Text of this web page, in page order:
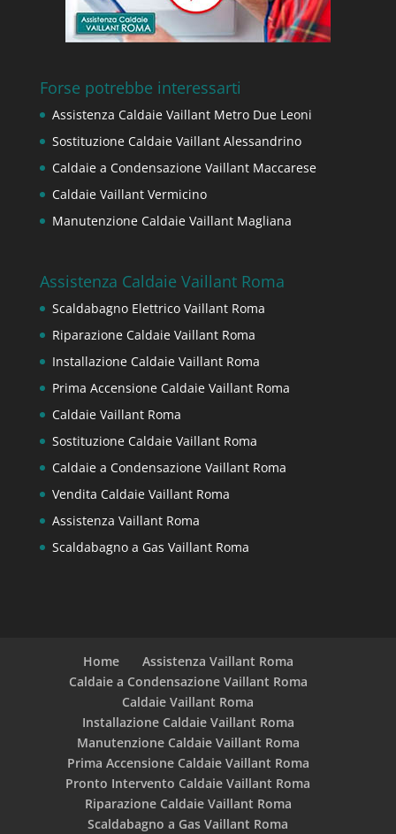
Forse potrebbe interessarti
Assistenza Caldaie Vaillant Metro Due Leoni
Sostituzione Caldaie Vaillant Alessandrino
Caldaie a Condensazione Vaillant Maccarese
Caldaie Vaillant Vermicino
Manutenzione Caldaie Vaillant Magliana
Assistenza Caldaie Vaillant Roma
Scaldabagno Elettrico Vaillant Roma
Riparazione Caldaie Vaillant Roma
Installazione Caldaie Vaillant Roma
Prima Accensione Caldaie Vaillant Roma
Caldaie Vaillant Roma
Sostituzione Caldaie Vaillant Roma
Caldaie a Condensazione Vaillant Roma
Vendita Caldaie Vaillant Roma
Assistenza Vaillant Roma
Scaldabagno a Gas Vaillant Roma
Home
Assistenza Vaillant Roma
Caldaie a Condensazione Vaillant Roma
Caldaie Vaillant Roma
Installazione Caldaie Vaillant Roma
Manutenzione Caldaie Vaillant Roma
Prima Accensione Caldaie Vaillant Roma
Pronto Intervento Caldaie Vaillant Roma
Riparazione Caldaie Vaillant Roma
Scaldabagno a Gas Vaillant Roma